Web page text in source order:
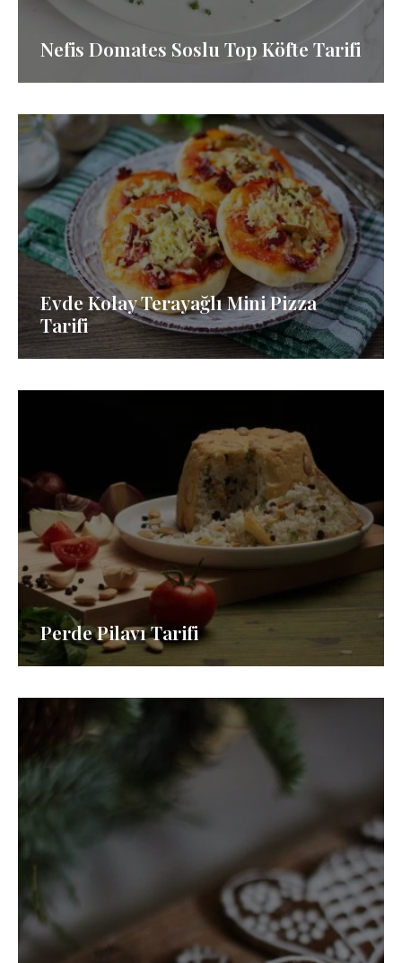
Nefis Domates Soslu Top Köfte Tarifi
Evde Kolay Terayağlı Mini Pizza
Tarifi
Perde Pilavı Tarifi